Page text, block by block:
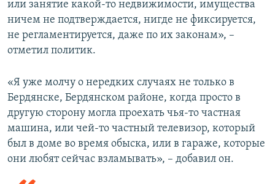
или занятие какой-то недвижимости, имущества
ничем не подтверждается, нигде не фиксируется,
не регламентируется, даже по их законам», –
отметил политик.
«Я уже молчу о нередких случаях не только в
Бердянске, Бердянском районе, когда просто в
другую сторону могла проехать чья-то частная
машина, или чей-то частный телевизор, который
был в доме во время обыска, или в гараже, которые
они любят сейчас взламывать», – добавил он.